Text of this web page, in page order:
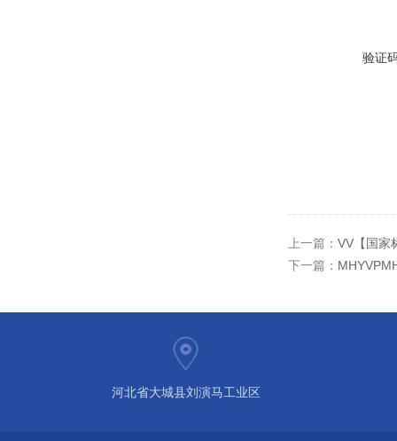
验证
上一篇： VV【国家
下一篇：
河北省大城县刘演马工业区